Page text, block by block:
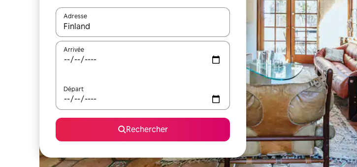
Adresse
Lorsque les résultats s'affichent, utilisez les flèches vers le haut et vers le bas pour les
Arrivée
Départ
Rechercher